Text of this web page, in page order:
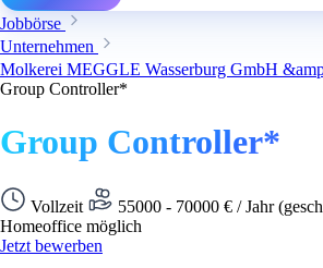
Jobbörse
Unternehmen
Molkerei MEGGLE Wasserburg GmbH
Group Controller*
Group Controller*
Vollzeit 55000 - 70000 € / Jahr
Homeoffice möglich
Jetzt bewerben